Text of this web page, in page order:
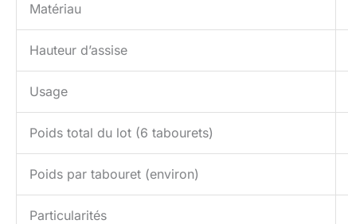
Matériau
Hauteur d’assise
Usage
Poids total du lot (6 tabourets)
Poids par tabouret (environ)
Particularités